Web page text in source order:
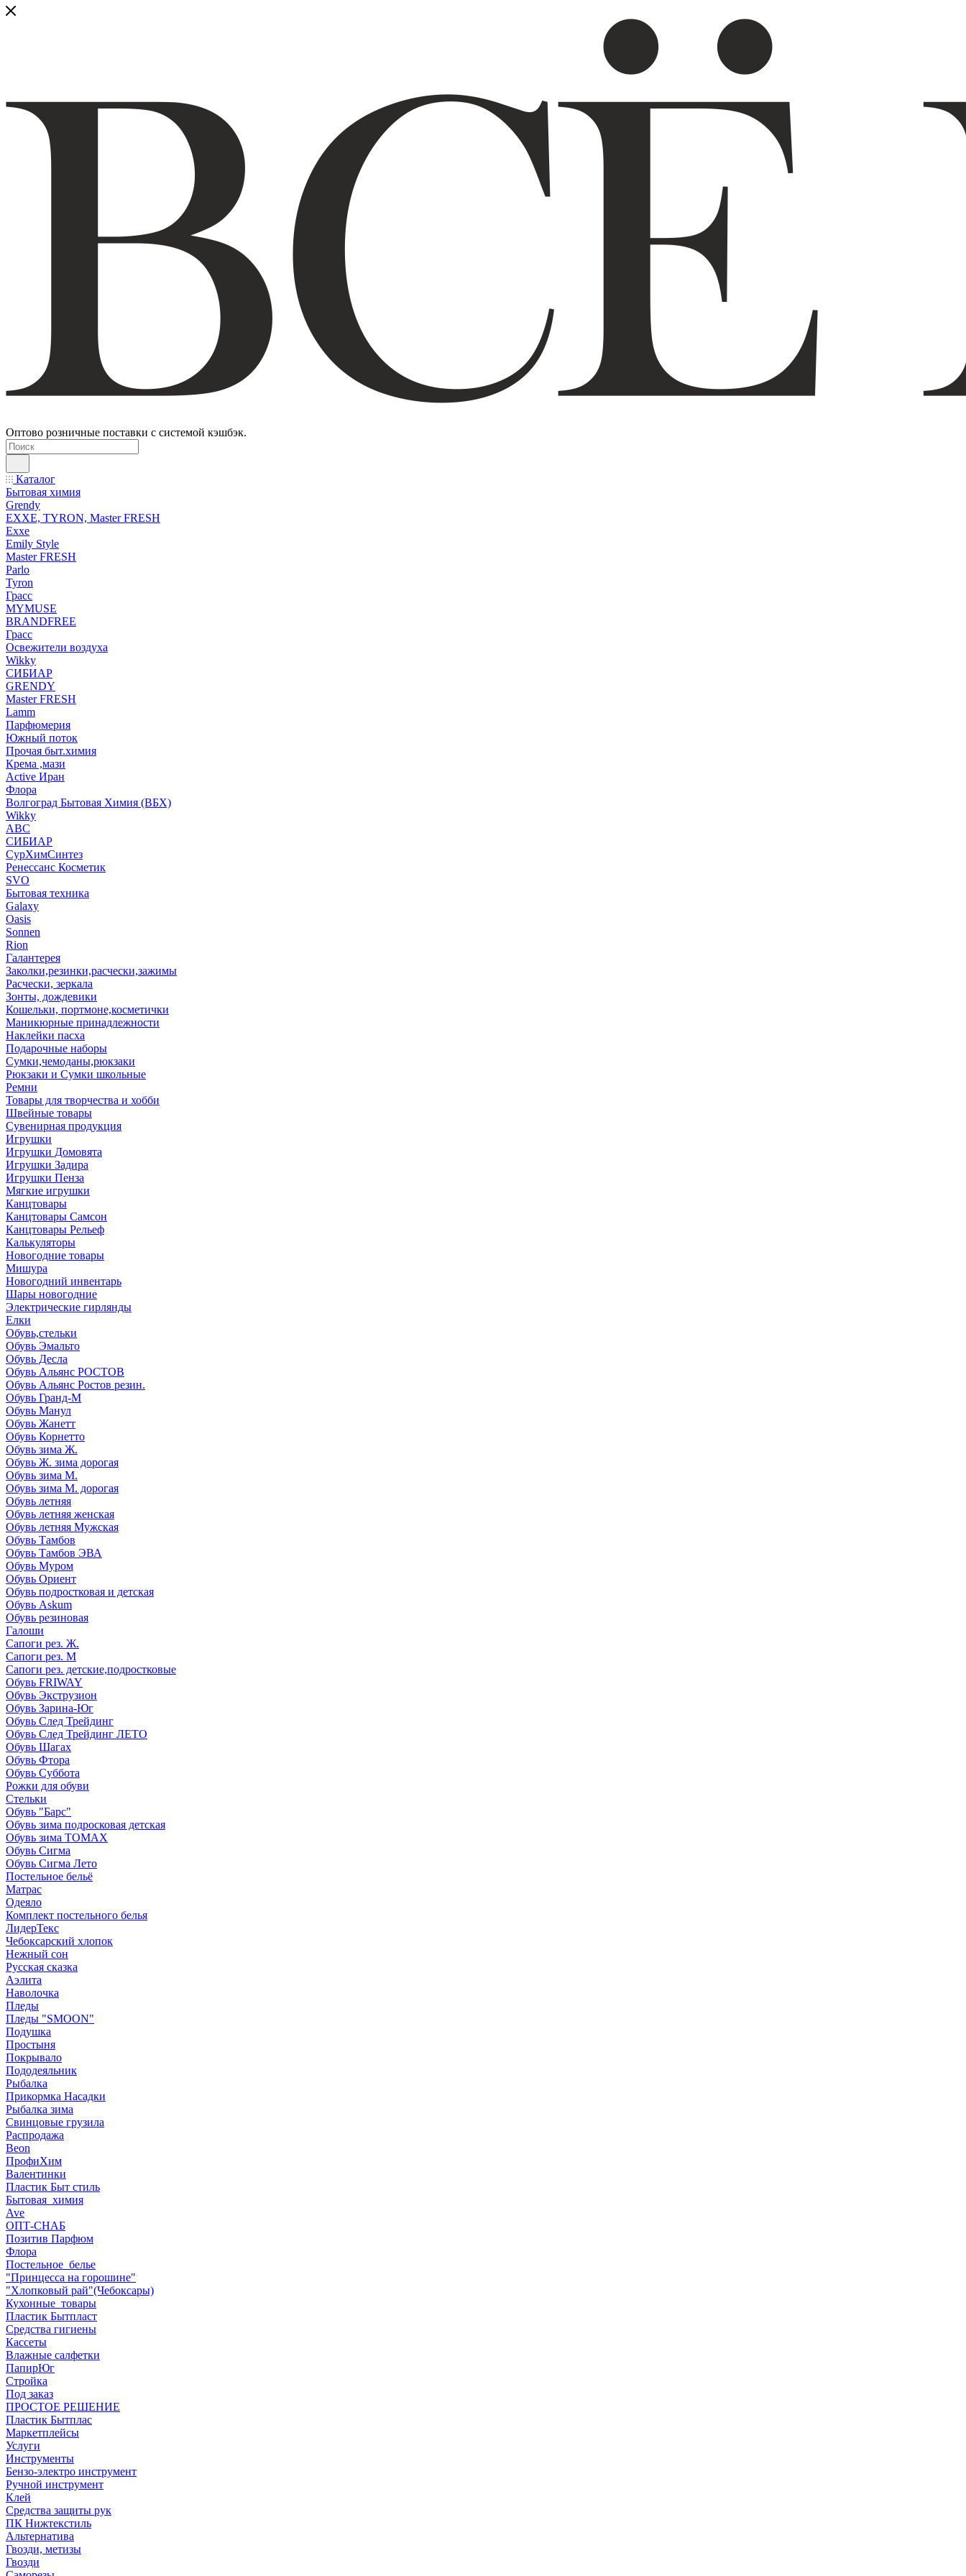
Оптово розничные поставки с системой кэшбэк.
Каталог
Бытовая химия
Grendy
EXXE, TYRON, Master FRESH
Exxe
Emily Style
Master FRESH
Parlo
Tyron
Грасс
MYMUSE
BRANDFREE
Грасс
Освежители воздуха
Wikky
СИБИАР
GRENDY
Master FRESH
Lamm
Парфюмерия
Южный поток
Прочая быт.химия
Крема ,мази
Аctive Иран
Флора
Волгоград Бытовая Химия (ВБХ)
Wikky
АВС
СИБИАР
СурХимСинтез
Ренессанс Косметик
SVO
Бытовая техника
Galaxy
Oasis
Sonnen
Rion
Галантерея
Заколки,резинки,расчески,зажимы
Расчески, зеркала
Зонты, дождевики
Кошельки, портмоне,косметички
Маникюрные принадлежности
Наклейки пасха
Подарочные наборы
Сумки,чемоданы,рюкзаки
Рюкзаки и Сумки школьные
Ремни
Товары для творчества и хобби
Швейные товары
Сувенирная продукция
Игрушки
Игрушки Домовята
Игрушки Задира
Игрушки Пенза
Мягкие игрушки
Канцтовары
Канцтовары Самсон
Канцтовары Рельеф
Калькуляторы
Новогодние товары
Мишура
Новогодний инвентарь
Шары новогодние
Электрические гирлянды
Елки
Обувь,стельки
Обувь Эмальто
Обувь Десла
Обувь Альянс РОСТОВ
Обувь Альянс Ростов резин.
Обувь Гранд-М
Обувь Манул
Обувь Жанетт
Обувь Корнетто
Обувь зима Ж.
Обувь Ж. зима дорогая
Обувь зима М.
Обувь зима М. дорогая
Обувь летняя
Обувь летняя женская
Обувь летняя Мужская
Обувь Тамбов
Обувь Тамбов ЭВА
Обувь Муром
Обувь Ориент
Обувь подростковая и детская
Обувь Askum
Обувь резиновая
Галоши
Сапоги рез. Ж.
Сапоги рез. М
Сапоги рез. детские,подростковые
Обувь FRIWAY
Обувь Экструзион
Обувь Зарина-Юг
Обувь След Трейдинг
Обувь След Трейдинг ЛЕТО
Обувь Шагах
Обувь Фтора
Обувь Суббота
Рожки для обуви
Стельки
Обувь "Барс"
Обувь зима подросковая детская
Обувь зима ТОМАХ
Обувь Сигма
Обувь Сигма Лето
Постельное бельё
Матрас
Одеяло
Комплект постельного белья
ЛидерТекс
Чебоксарский хлопок
Нежный сон
Русская сказка
Аэлита
Наволочка
Пледы
Пледы "SMOON"
Подушка
Простыня
Покрывало
Пододеяльник
Рыбалка
Прикормка Насадки
Рыбалка зима
Свинцовые грузила
Распродажа
Beon
ПрофиХим
Валентинки
Пластик Быт стиль
Бытовая_химия
Ave
ОПТ-СНАБ
Позитив Парфюм
Флора
Постельное_белье
"Принцесса на горошине"
"Хлопковый рай"(Чебоксары)
Кухонные_товары
Пластик Бытпласт
Средства гигиены
Кассеты
Влажные салфетки
ПапирЮг
Стройка
Под заказ
ПРОСТОЕ РЕШЕНИЕ
Пластик Бытплас
Маркетплейсы
Услуги
Инструменты
Бензо-электро инструмент
Ручной инструмент
Клей
Средства защиты рук
ПК Нижтекстиль
Альтернатива
Гвозди, метизы
Гвозди